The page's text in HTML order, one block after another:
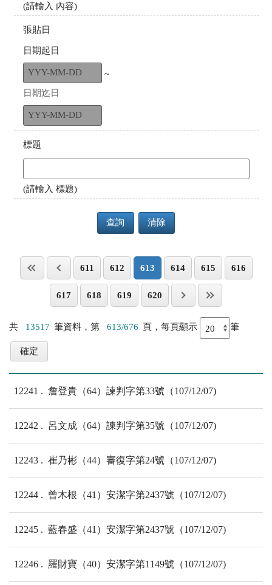
(請輸入 內容)
張貼日
日期起日
~
日期迄日
標題
(請輸入 標題)
查詢 清除
611 612 613 614 615 616
617 618 619 620
共 13517 筆資料，第 613/676 頁，每頁顯示 筆
12241 詹登貴（64）諫判字第33號（107/12/07)
12242 呂文成（64）諫判字第35號（107/12/07)
12243 崔乃彬（44）審復字第24號（107/12/07)
12244 曾木根（41）安潔字第2437號（107/12/07)
12245 藍春盛（41）安潔字第2437號（107/12/07)
12246 羅財寶（40）安潔字第1149號（107/12/07)